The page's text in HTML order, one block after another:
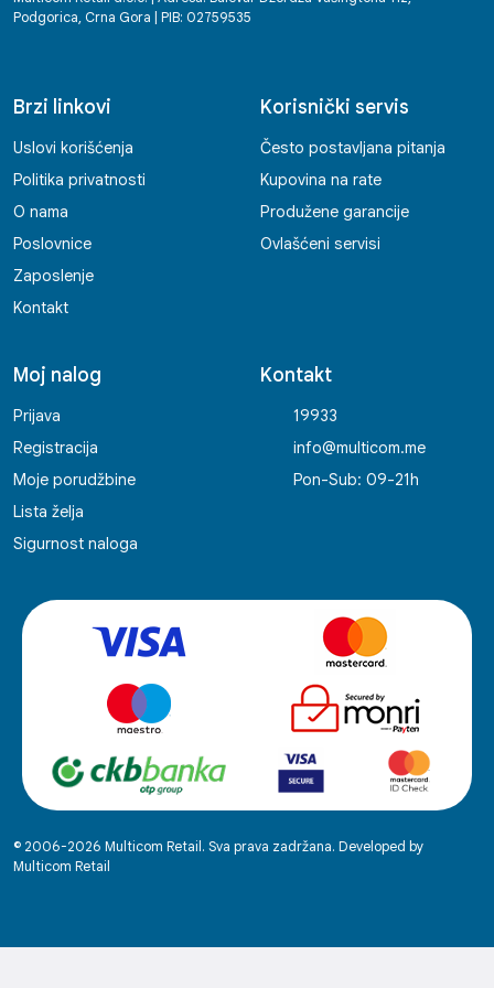
Podgorica, Crna Gora | PIB: 02759535
Brzi linkovi
Uslovi korišćenja
Politika privatnosti
O nama
Poslovnice
Zaposlenje
Kontakt
Korisnički servis
Često postavljana pitanja
Kupovina na rate
Produžene garancije
Ovlašćeni servisi
Moj nalog
Prijava
Registracija
Moje porudžbine
Lista želja
Sigurnost naloga
Kontakt
19933
info@multicom.me
Pon-Sub: 09-21h
© 2006-2026 Multicom Retail. Sva prava zadržana. Developed by
Multicom Retail